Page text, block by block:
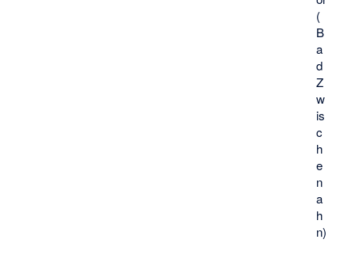
(
B
a
d
Z
w
is
c
h
e
n
a
h
n)